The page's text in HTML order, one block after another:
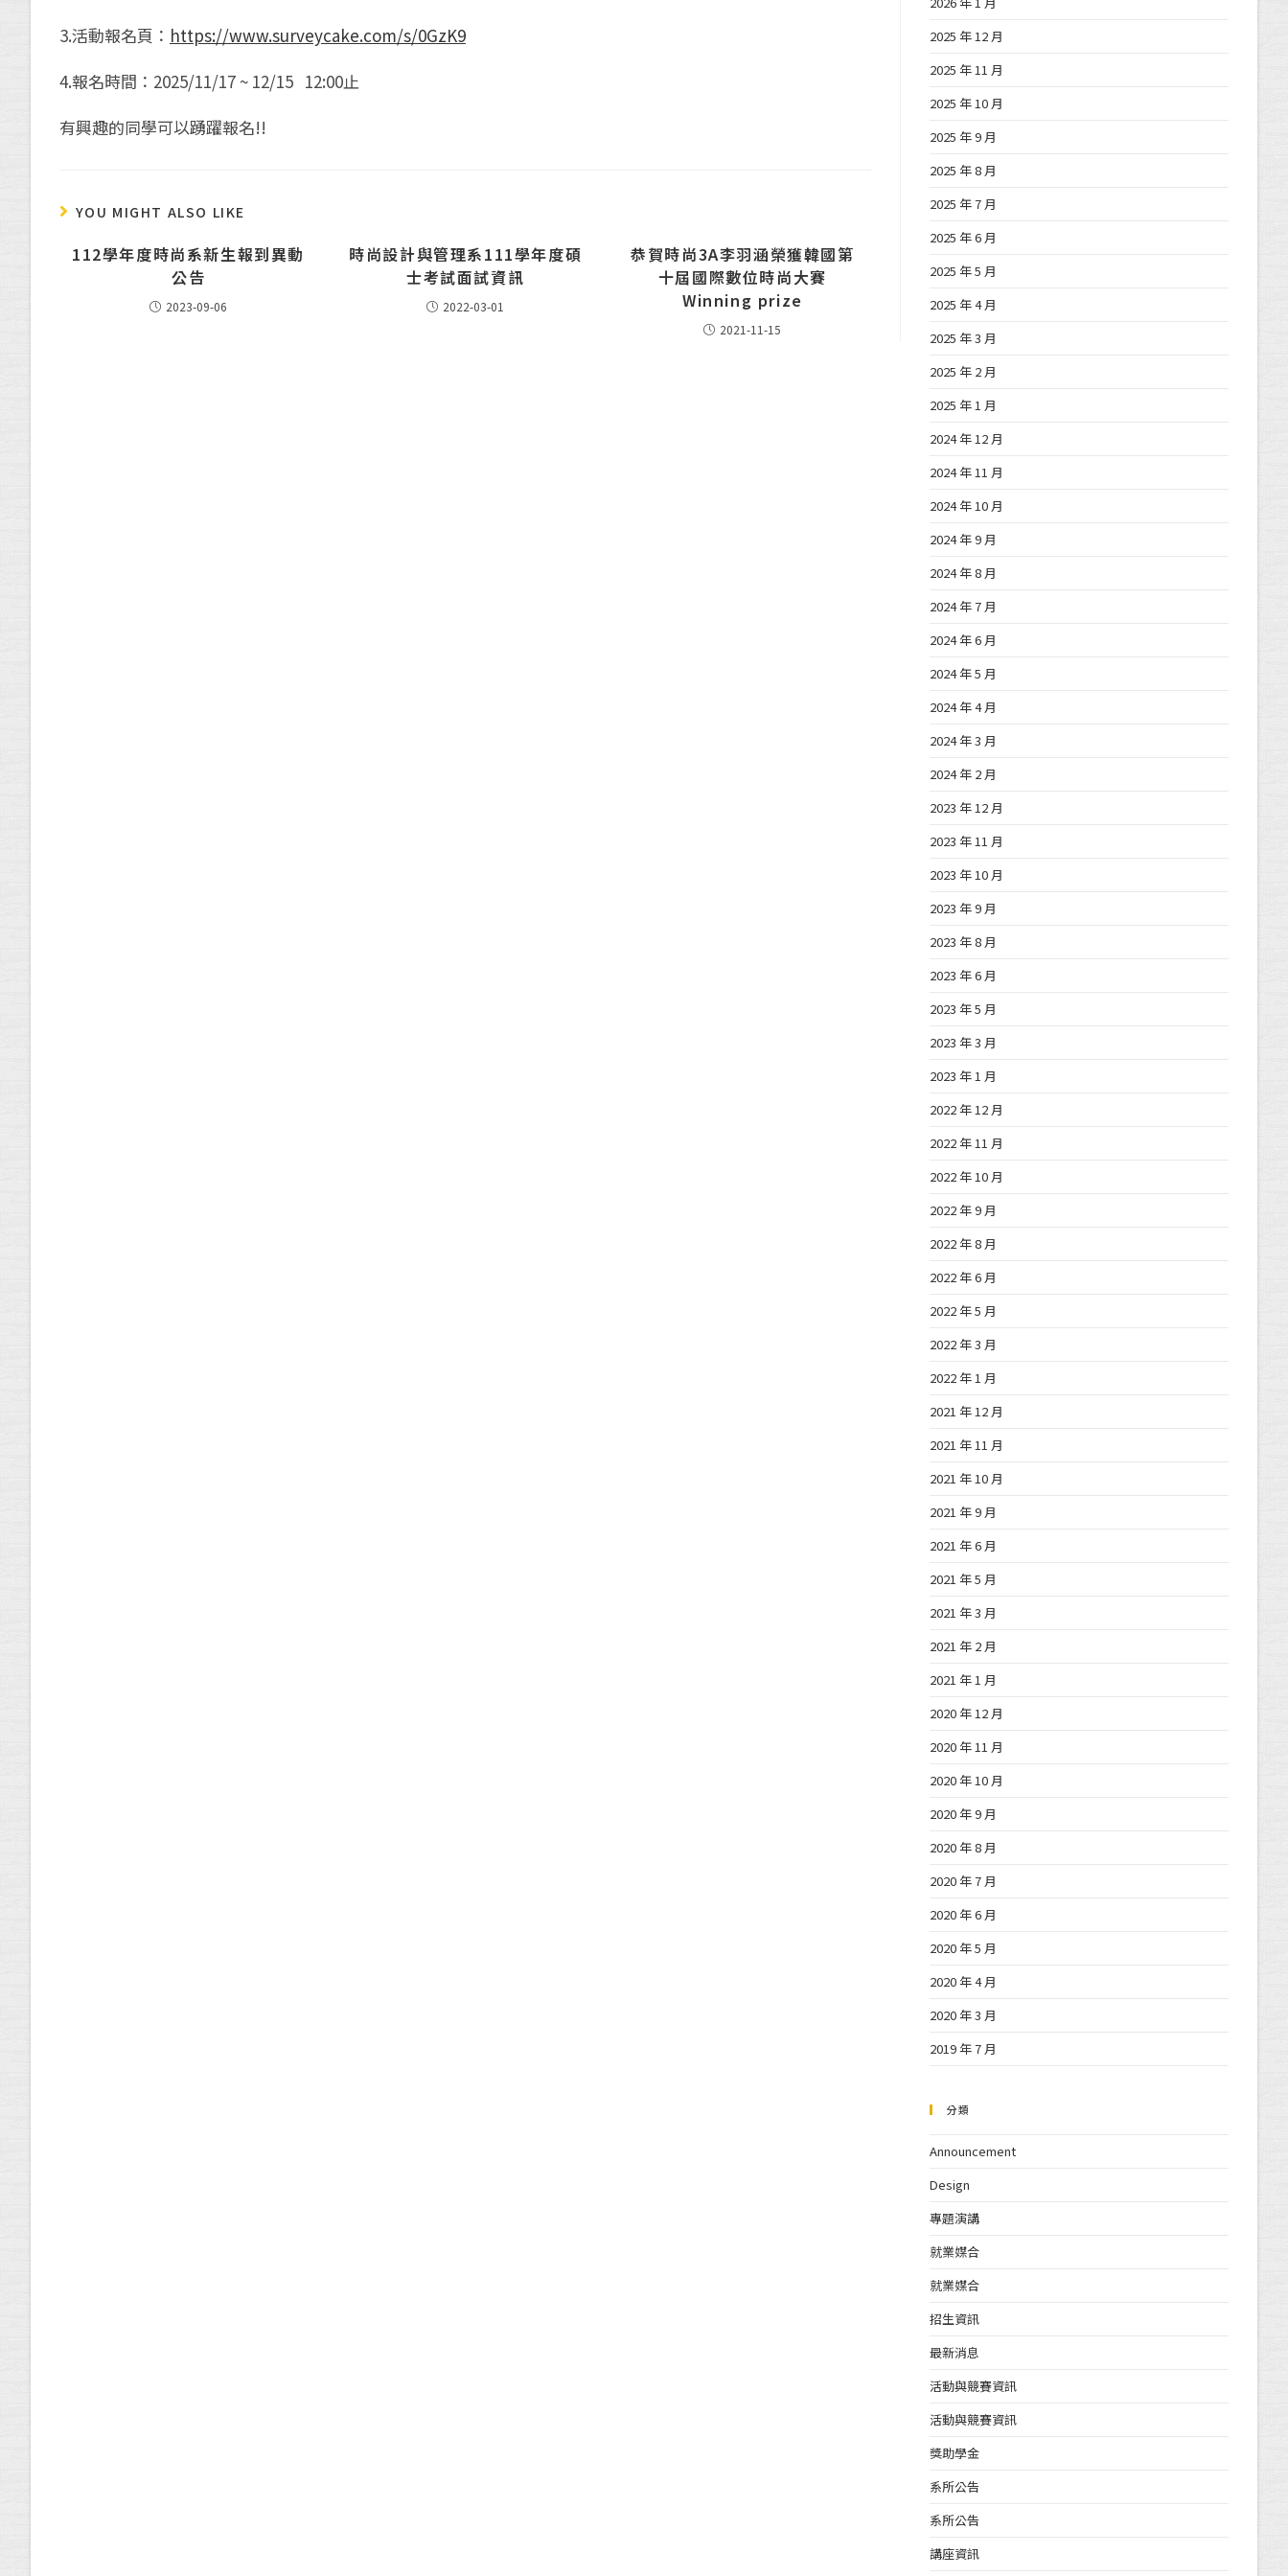
3.活動報名頁： https://www.surveycake.com/s/0GzK9
4.報名時間：2025/11/17 ~ 12/15 12:00止
有興趣的同學可以踴躍報名!!
YOU MIGHT ALSO LIKE
112學年度時尚系新生報到異動
公告
2023-09-06
時尚設計與管理系111學年度碩
士考試面試資訊
2022-03-01
恭賀時尚3A李羽涵榮獲韓國第
十屆國際數位時尚大賽
Winning prize
2021-11-15
2025 年 12 月
2025 年 11 月
2025 年 10 月
2025 年 9 月
2025 年 8 月
2025 年 7 月
2025 年 6 月
2025 年 5 月
2025 年 4 月
2025 年 3 月
2025 年 2 月
2025 年 1 月
2024 年 12 月
2024 年 11 月
2024 年 10 月
2024 年 9 月
2024 年 8 月
2024 年 7 月
2024 年 6 月
2024 年 5 月
2024 年 4 月
2024 年 3 月
2024 年 2 月
2023 年 12 月
2023 年 11 月
2023 年 10 月
2023 年 9 月
2023 年 8 月
2023 年 6 月
2023 年 5 月
2023 年 3 月
2023 年 1 月
2022 年 12 月
2022 年 11 月
2022 年 10 月
2022 年 9 月
2022 年 8 月
2022 年 6 月
2022 年 5 月
2022 年 3 月
2022 年 1 月
2021 年 12 月
2021 年 11 月
2021 年 10 月
2021 年 9 月
2021 年 6 月
2021 年 5 月
2021 年 3 月
2021 年 2 月
2021 年 1 月
2020 年 12 月
2020 年 11 月
2020 年 10 月
2020 年 9 月
2020 年 8 月
2020 年 7 月
2020 年 6 月
2020 年 5 月
2020 年 4 月
2020 年 3 月
2019 年 7 月
分類
Announcement
Design
專題演講
就業媒合
就業媒合
招生資訊
最新消息
活動與競賽資訊
活動與競賽資訊
獎助學金
系所公告
系所公告
講座資訊